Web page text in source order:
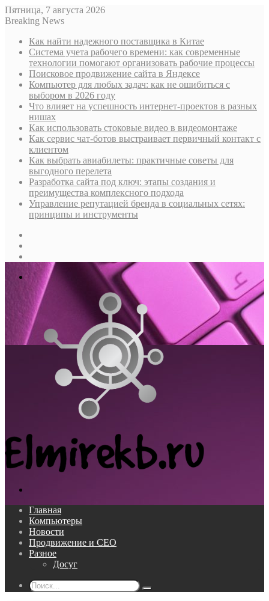
Пятница, 7 августа 2026
Breaking News
Как найти надежного поставщика в Китае
Система учета рабочего времени: как современные
технологии помогают организовать рабочие процессы
Поисковое продвижение сайта в Яндексе
Компьютер для любых задач: как не ошибиться с
выбором в 2026 году
Что влияет на успешность интернет-проектов в разных
нишах
Как использовать стоковые видео в видеомонтаже
Как сервис чат-ботов выстраивает первичный контакт с
клиентом
Как выбрать авиабилеты: практичные советы для
выгодного перелета
Разработка сайта под ключ: этапы создания и
преимущества комплексного подхода
Управление репутацией бренда в социальных сетях:
принципы и инструменты
In
Меню
Главная
Компьютеры
Новости
Продвижение и СЕО
Разное
Досуг
Поиск...